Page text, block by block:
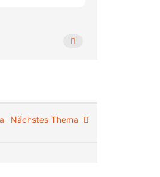
Nächstes Thema